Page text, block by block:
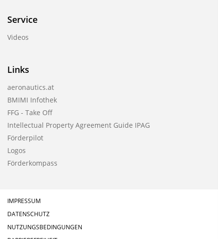
Service
Videos
Links
aeronautics.at
BMIMI Infothek
FFG - Take Off
Intellectual Property Agreement Guide IPAG
Förderpilot
Logos
Förderkompass
IMPRESSUM
DATENSCHUTZ
NUTZUNGSBEDINGUNGEN